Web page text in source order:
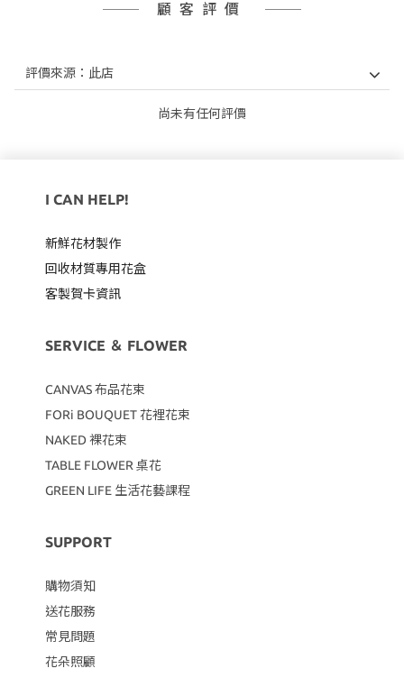
顧客評價
尚未有任何評價
I CAN HELP!
新鮮花材製作
回收材質專用花盒
客製賀卡資訊
SERVICE ＆ FLOWER
CANVAS布品花束
FORi BOUQUET 花裡花束
NAKED 裸花束
TABLE FLOWER 桌花
GREEN LIFE 生活花藝課程
SUPPORT
購物須知
送花服務
常見問題
花朵照顧